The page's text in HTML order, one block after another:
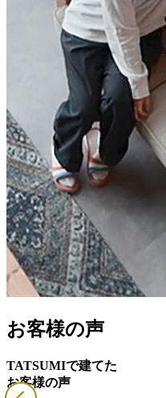
お客様の声
TATSUMIで建てた
お客様の声